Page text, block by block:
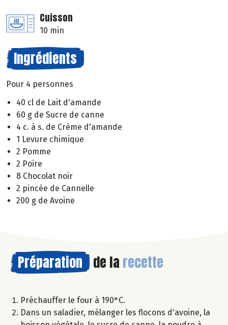
Cuisson
10 min
Ingrédients
Pour 4 personnes
40 cl de Lait d'amande
60 g de Sucre de canne
4 c. à s. de Crème d'amande
1 Levure chimique
2 Pomme
2 Poire
8 Chocolat noir
2 pincée de Cannelle
200 g de Avoine
Préparation de la recette
Préchauffer le four à 190°C.
Dans un saladier, mélanger les flocons d'avoine, la